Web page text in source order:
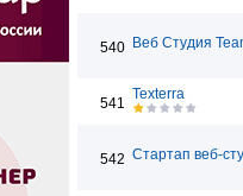
540 Веб Студия
541
Texterra
542 Стартап веб-